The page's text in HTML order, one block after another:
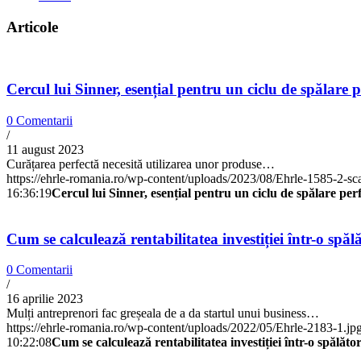
Articole
Cercul lui Sinner, esențial pentru un ciclu de spălare
0 Comentarii
/
11 august 2023
Curățarea perfectă necesită utilizarea unor produse…
https://ehrle-romania.ro/wp-content/uploads/2023/08/Ehrle-1585-2-
16:36:19Cercul lui Sinner, esențial pentru un ciclu de spălare
Cum se calculează rentabilitatea investiției într-o
0 Comentarii
/
16 aprilie 2023
Mulți antreprenori fac greșeala de a da startul unui business…
https://ehrle-romania.ro/wp-content/uploads/2022/05/Ehrle-2183-
10:22:08Cum se calculează rentabilitatea investiției într-o